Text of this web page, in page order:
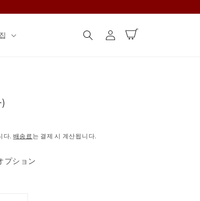
그
카
트
다. 배송료 는 결제 시 계산됩니다.
プション